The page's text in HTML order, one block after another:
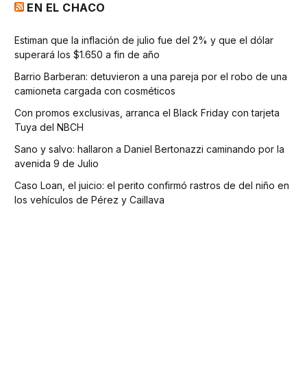
EN EL CHACO
Estiman que la inflación de julio fue del 2% y que el dólar
superará los $1.650 a fin de año
Barrio Barberan: detuvieron a una pareja por el robo de una
camioneta cargada con cosméticos
Con promos exclusivas, arranca el Black Friday con tarjeta
Tuya del NBCH
Sano y salvo: hallaron a Daniel Bertonazzi caminando por la
avenida 9 de Julio
Caso Loan, el juicio: el perito confirmó rastros de del niño en
los vehículos de Pérez y Caillava